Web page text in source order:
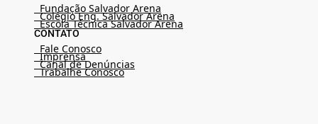
Fundação Salvador Arena
Colégio Eng. Salvador Arena
Escola Técnica Salvador Arena
CONTATO
Fale Conosco
Imprensa
Canal de Denúncias
Trabalhe Conosco